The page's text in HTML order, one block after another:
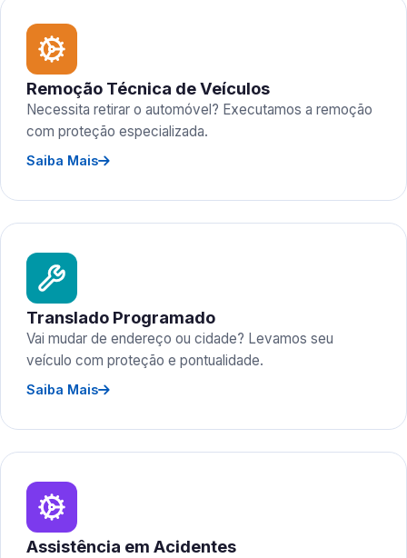
Remoção Técnica de Veículos
Necessita retirar o automóvel? Executamos a remoção
com proteção especializada.
Saiba Mais
Translado Programado
Vai mudar de endereço ou cidade? Levamos seu
veículo com proteção e pontualidade.
Saiba Mais
Assistência em Acidentes